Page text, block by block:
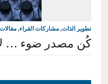
تطوير الذات, مشاركات القراء, مقالات
كُن مصدر ضوء …